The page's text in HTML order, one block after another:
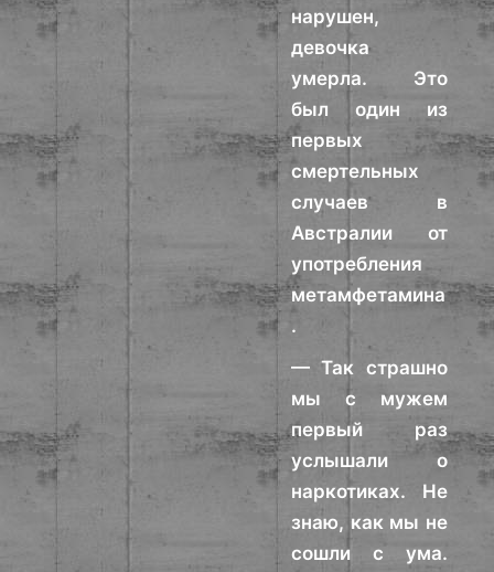
нарушен,
девочка
умерла. Это
был один из
первых
смертельных
случаев в
Австралии от
употребления
метамфетамина
.
— Так страшно
мы с мужем
первый раз
услышали о
наркотиках. Не
знаю, как мы не
сошли с ума.